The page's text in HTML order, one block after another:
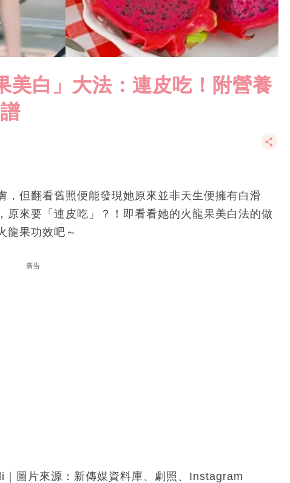
美白」大法：連皮吃！附營養
，但翻看舊照便能發現她原來並非天生便擁有白滑
原來要「連皮吃」？！即看看她的火龍果美白法的做
龍果功效吧～
廣告
圖片來源：新傳媒資料庫、劇照、Instagram